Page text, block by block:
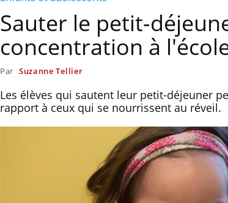
Sauter le petit-
concentration à
Par Suzanne Tellier
Les élèves qui sautent leur petit-déjeuner
rapport à ceux qui se nourrissent au réveil.